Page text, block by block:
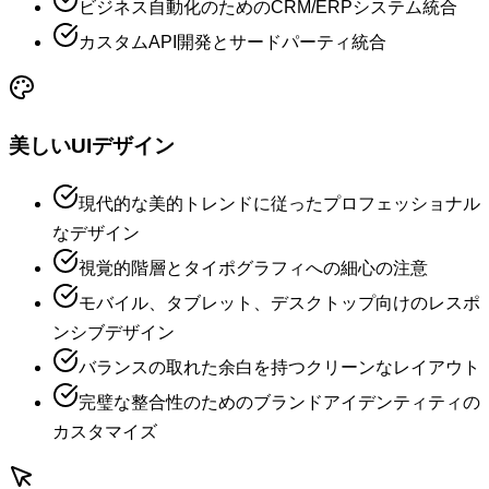
ビジネス自動化のためのCRM/ERPシステム統合
カスタムAPI開発とサードパーティ統合
美しいUIデザイン
現代的な美的トレンドに従ったプロフェッショナル
なデザイン
視覚的階層とタイポグラフィへの細心の注意
モバイル、タブレット、デスクトップ向けのレスポ
ンシブデザイン
バランスの取れた余白を持つクリーンなレイアウト
完璧な整合性のためのブランドアイデンティティの
カスタマイズ